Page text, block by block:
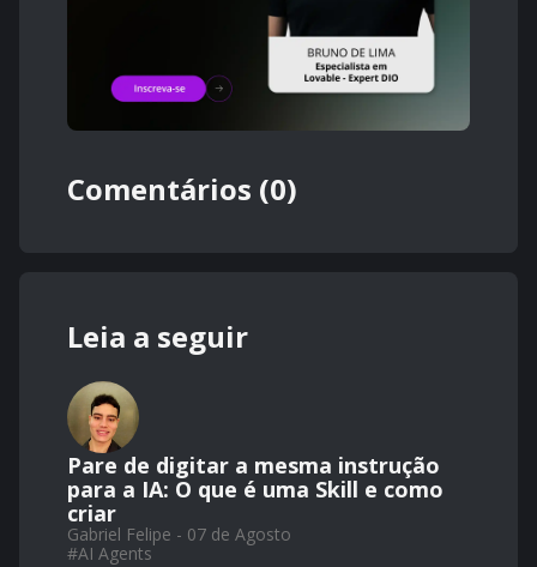
Comentários (0)
Leia a seguir
Pare de digitar a mesma instrução
para a IA: O que é uma Skill e como
criar
Gabriel Felipe - 07 de Agosto
#AI Agents